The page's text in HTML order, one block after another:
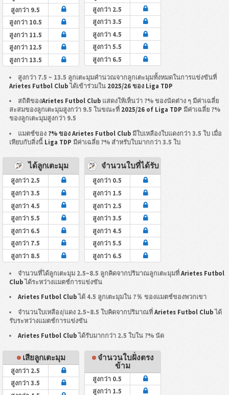
สูงกว่า 9.5
สูงกว่า 10.5
สูงกว่า 11.5
สูงกว่า 12.5
สูงกว่า 13.5
สูงกว่า 2.5
สูงกว่า 3.5
สูงกว่า 4.5
สูงกว่า 5.5
สูงกว่า 6.5
สูงกว่า 7.5 ~ 13.5 ลูกเตะมุมคำนวณจากลูกเตะมุมทั้งหมดในการแข่งขันที่
Arietes Futbol Clubได้เข้าร่วมใน 2025/26 ของ Liga TDP
สถิติของArietes Futbol Club แสดงให้เห็นว่า ?% ของนัดต่าง ๆ มีค่าเฉลี่ย
สะสมของลูกเตะมุมสูงกว่า 9.5 ในขณะที่ 2025/26 of Liga TDP มีค่าเฉลี่ย ?%
ของลูกเตะมุมสูงกว่า 9.5
แมตช์ของ ?% ของ Arietes Futbol Club มีใบเหลืองใบแดงกว่า 3.5 ใบ เมื่อ
เทียบกับสิ่งนี้ Liga TDP มีค่าเฉลี่ย ?% สำหรับใบมากกว่า 3.5 ใบ
ได้ลูกเตะมุม
สูงกว่า 2.5
สูงกว่า 3.5
สูงกว่า 4.5
สูงกว่า 5.5
สูงกว่า 6.5
สูงกว่า 7.5
สูงกว่า 8.5
จำนวนใบที่ได้รับ
สูงกว่า 0.5
สูงกว่า 1.5
สูงกว่า 2.5
สูงกว่า 3.5
สูงกว่า 4.5
สูงกว่า 5.5
สูงกว่า 6.5
จำนวนที่ได้ลูกเตะมุม 2.5~8.5 ลูกคิดจากปริมาณลูกเตะมุมที่Arietes Futbol
Clubได้ระหว่างแมตช์การแข่งขัน
Arietes Futbol Clubได้ 4.5 ลูกเตะมุมใน ?％ ของแมตช์ของพวกเขา
จำนวนใบเหลือง/แดง 2.5~8.5 ใบคิดจากปริมาณที่Arietes Futbol Clubได้
รับระหว่างแมตช์การแข่งขัน
Arietes Futbol Clubได้รับมากกว่า 2.5 ใบใน ?% นัด
เสียลูกเตะมุม
สูงกว่า 2.5
สูงกว่า 3.5
จำนวนใบฝั่งตรง
ข้าม
สูงกว่า 0.5
สูงกว่า 1.5